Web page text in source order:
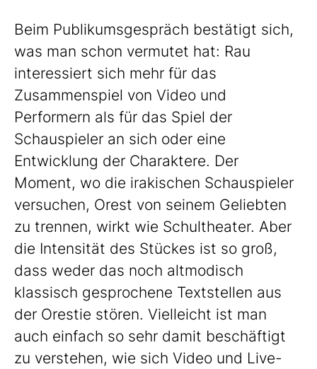
Beim Publikumsgespräch bestätigt sich,
was man schon vermutet hat: Rau
interessiert sich mehr für das
Zusammenspiel von Video und
Performern als für das Spiel der
Schauspieler an sich oder eine
Entwicklung der Charaktere. Der
Moment, wo die irakischen Schauspieler
versuchen, Orest von seinem Geliebten
zu trennen, wirkt wie Schultheater. Aber
die Intensität des Stückes ist so groß,
dass weder das noch altmodisch
klassisch gesprochene Textstellen aus
der Orestie stören. Vielleicht ist man
auch einfach so sehr damit beschäftigt
zu verstehen, wie sich Video und Live-